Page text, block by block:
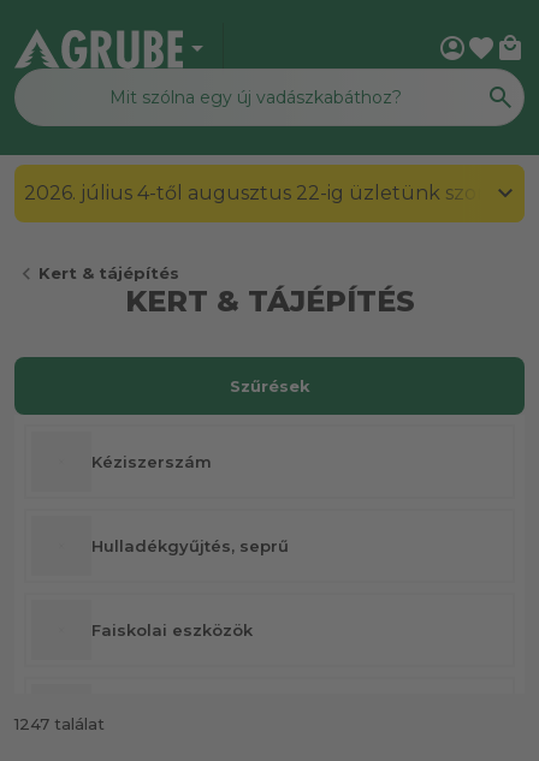
arrow_drop_down account_circlefavorite local_mall
2026. július 4-től augusztus 22-ig üzletünk
chevron_left Kert & tájépítés
KERT & TÁJÉPÍTÉS
Kéziszerszám
Hulladékgyűjtés, seprű
Faiskolai eszközök
1247 találat
Szűrések